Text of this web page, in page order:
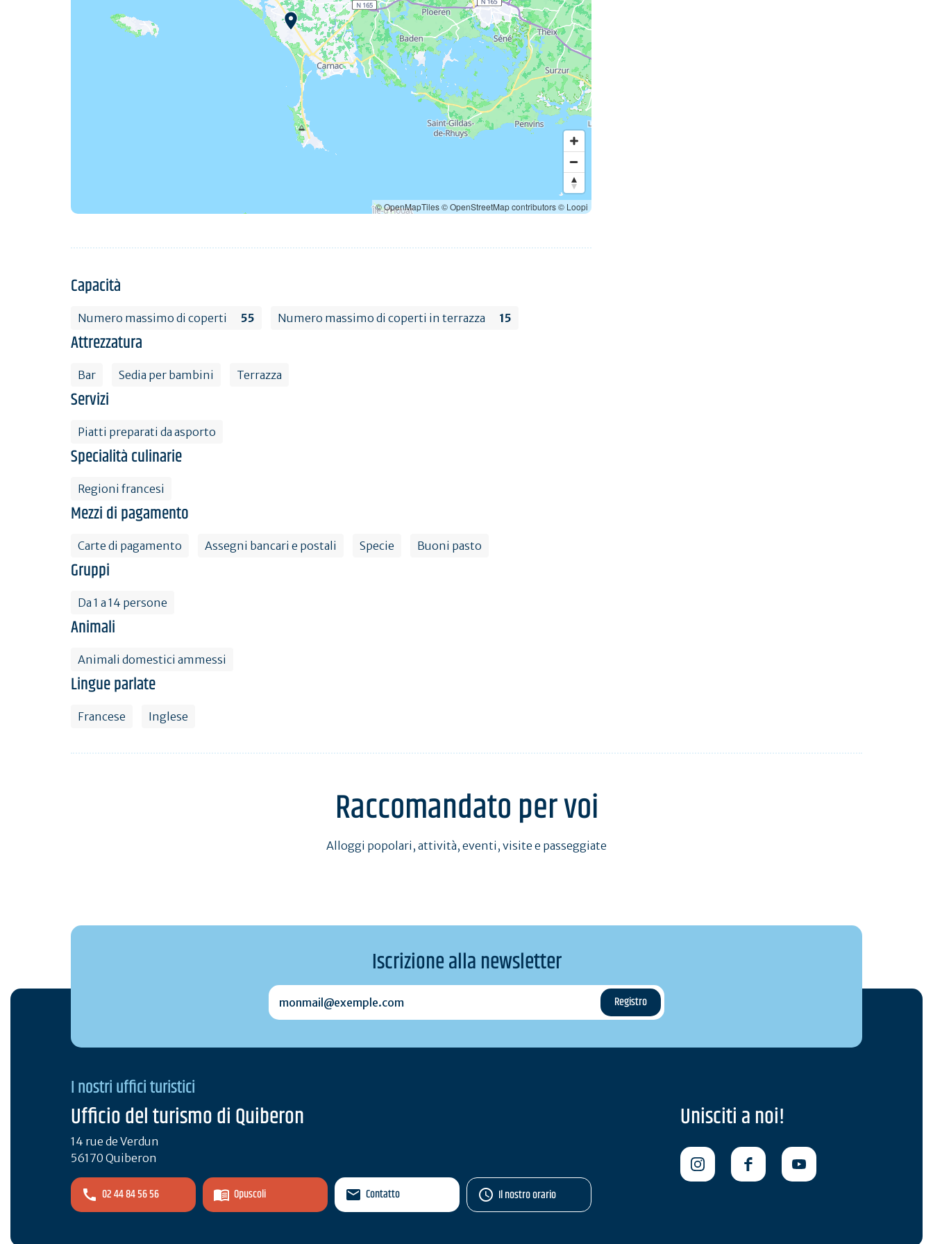
© OpenMapTiles© OpenStreetMap contributors© Loopi
Capacità
Numero massimo di coperti 55 Numero massimo di coperti in terrazza 15
Attrezzatura
Bar Sedia per bambini Terrazza
Servizi
Piatti preparati da asporto
Specialità culinarie
Regioni francesi
Mezzi di pagamento
Carte di pagamento Assegni bancari e postali Specie Buoni pasto
Gruppi
Da 1 a 14 persone
Animali
Animali domestici ammessi
Lingue parlate
Francese Inglese
Raccomandato per voi
Alloggi popolari, attività, eventi, visite e passeggiate
Iscrizione alla newsletter
monmail@exemple.com
I nostri uffici turistici
Ufficio del turismo di Quiberon
14 rue de Verdun
56170 Quiberon
02 44 84 56 56 Opuscoli Contatto Il nostro orario
Unisciti a noi!